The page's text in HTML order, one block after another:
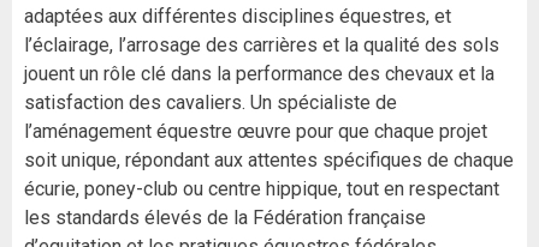
adaptées aux différentes disciplines équestres, et
l’éclairage, l’arrosage des carrières et la qualité des sols
jouent un rôle clé dans la performance des chevaux et la
satisfaction des cavaliers. Un spécialiste de
l’aménagement équestre œuvre pour que chaque projet
soit unique, répondant aux attentes spécifiques de chaque
écurie, poney-club ou centre hippique, tout en respectant
les standards élevés de la Fédération française